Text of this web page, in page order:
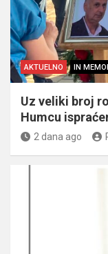
AKTUELNO IN
Uz veliki broj
Humcu
2 dana ago